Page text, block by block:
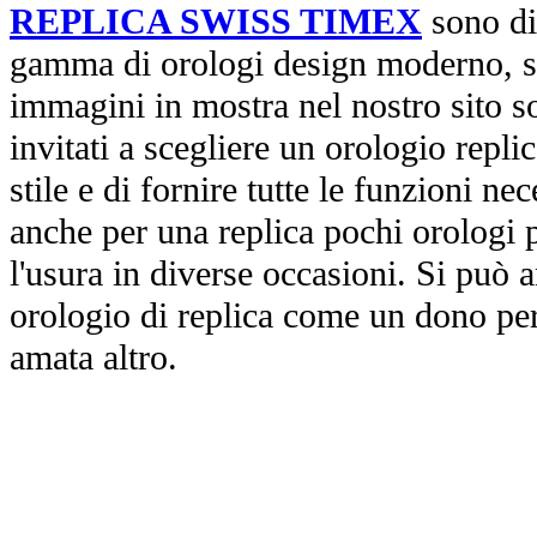
REPLICA SWISS TIMEX sono
gamma di orologi design moderno,
immagini in mostra nel nostro sito
invitati a scegliere un orologio
stile e di fornire tutte le funzioni
anche per una replica pochi orologi
l'usura in diverse occasioni. Si può
orologio di replica come un dono
amata altro.